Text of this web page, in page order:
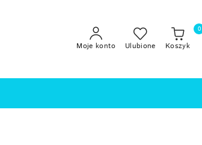
Moje konto Ulubione Koszyk
0